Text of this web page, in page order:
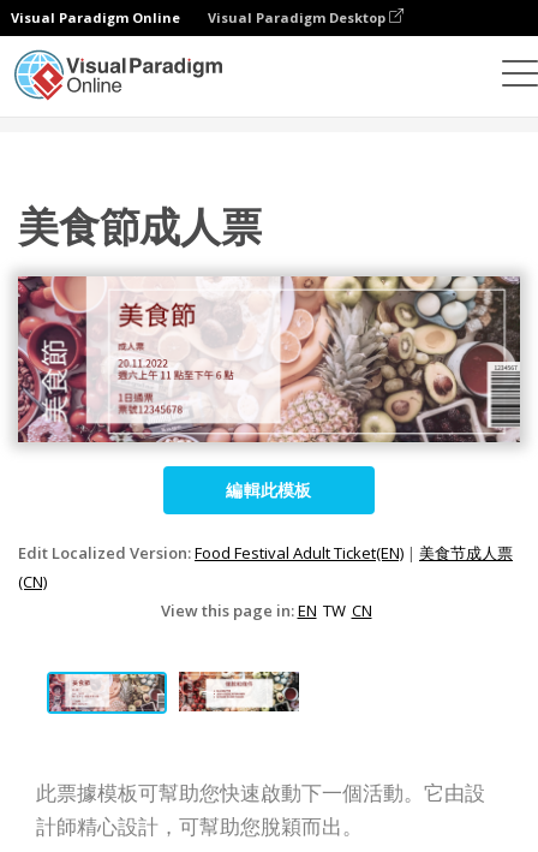
Visual Paradigm Online Visual Paradigm Desktop
美食節成人票
編輯此模板
Edit Localized Version:Food Festival Adult Ticket(EN) | 美食节成人票
(CN)
View this page in:EN TW CN
此票據模板可幫助您快速啟動下一個活動。它由設
計師精心設計，可幫助您脫穎而出。